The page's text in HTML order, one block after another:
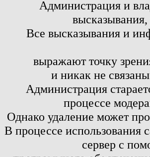
Администрация и
Все высказывания и
выражают точку
и никак не
Администрация
процессе
Однако удаление может
В процессе использования
сервер с